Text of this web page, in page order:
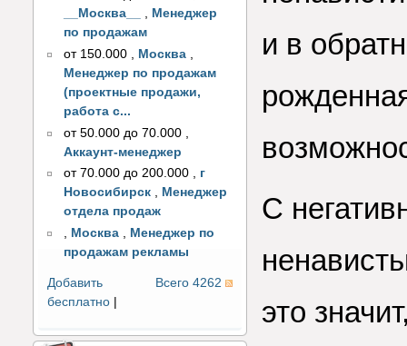
__Москва__
, Менеджер
по продажам
от 150.000
Москва
Менеджер по продажам
(проектные продажи,
работа с...
от 50.000 до 70.000
Аккаунт-менеджер
от 70.000 до 200.000 , г
Новосибирск , Менеджер
отдела продаж
, Москва , Менеджер по
продажам рекламы
Всего 4262
Добавить
бесплатно
и в
С
это